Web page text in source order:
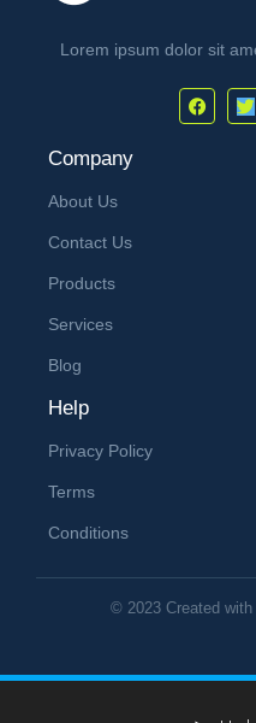
Lorem ipsum dolor sit
Company
About Us
Contact Us
Products
Services
Blog
Help
Privacy Policy
Terms
Conditions
© 2023 Created with